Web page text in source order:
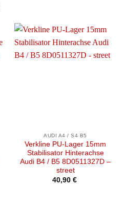
AUDI A4 / S4 B5
Verkline PU-Lager 15mm
Stabilisator Hinterachse
Audi B4 / B5 8D0511327D –
street
40,90 €